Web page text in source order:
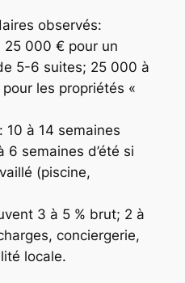
observés:
25 000 € pour un
5-6 suites; 25 000 à
les propriétés «
10 à 14 semaines
6 semaines d’été si
(piscine,
3 à 5 % brut; 2 à
conciergerie,
locale.